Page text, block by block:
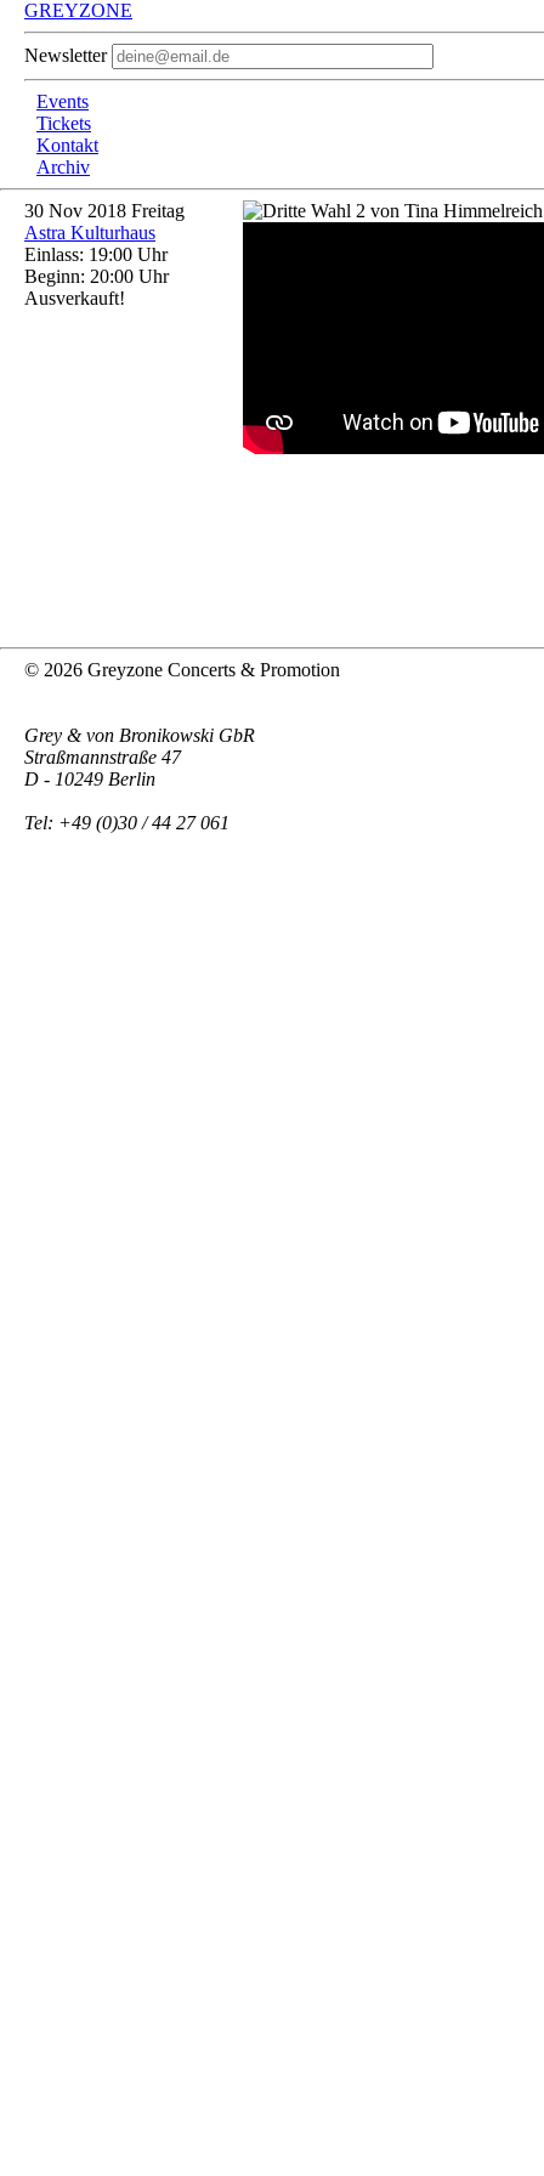
GREYZONE
Newsletter
Events
Tickets
Kontakt
Archiv
30 Nov 2018 Freitag
Astra Kulturhaus
Einlass: 19:00 Uhr
Beginn: 20:00 Uhr
Ausverkauft!
© 2026 Greyzone Concerts & Promotion
Grey & von Bronikowski GbR
Straßmannstraße 47
D - 10249 Berlin
Tel: +49 (0)30 / 44 27 061